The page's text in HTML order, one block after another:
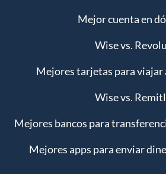
Mejor cuenta en
Wise vs.
Mejores tarjetas para viajar
Wise vs.
Mejores bancos para
Mejores apps para enviar